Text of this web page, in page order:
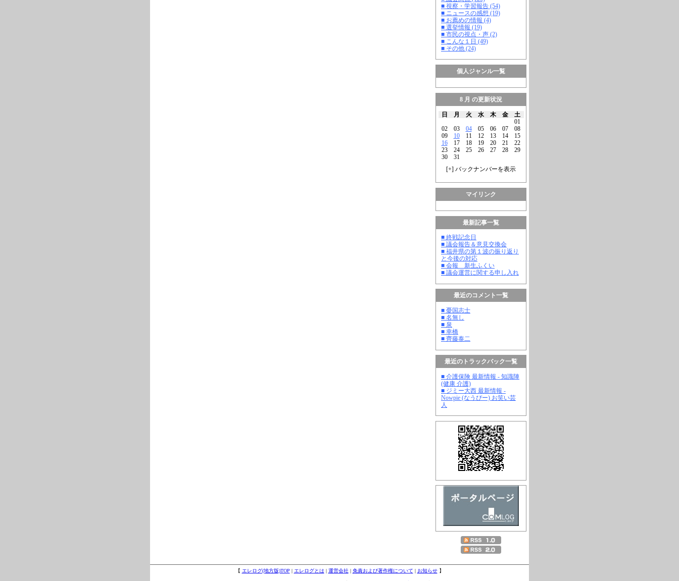
■ 視察・学習報告 (54)
■ ニュースの感想 (19)
■ お薦めの情報 (4)
■ 選挙情報 (19)
■ 市民の視点・声 (2)
■ こんな１日 (49)
■ その他 (24)
個人ジャンル一覧
8 月 の更新状況
日 月 火 水 木 金
土
01
02
03 04 05 06 07
08
09
10 11 12 13 14
15
16
17 18 19 20 21
22
23
24 25 26 27 28
29
30
31
[+] バックナンバーを表示
マイリンク
最新記事一覧
■ 終戦記念日
■ 議会報告＆意見交換会
■ 福井県の第１波の振り返り
と今後の対応
■ 会報 新生ふくい
■ 議会運営に関する申し入れ
最近のコメント一覧
■ 憂国志士
■ 名無し
■ 泉
■ 幸橋
■ 齊藤泰二
最近のトラックバック一覧
■ 介護保険 最新情報 - 知識陣
(健康 介護)
■ ジミー大西 最新情報 -
Nowpie (なうぴー) お笑い芸
人
【 エレログ(地方版)TOP | エレログとは | 運営会社| 免責および著作権について | お知らせ】